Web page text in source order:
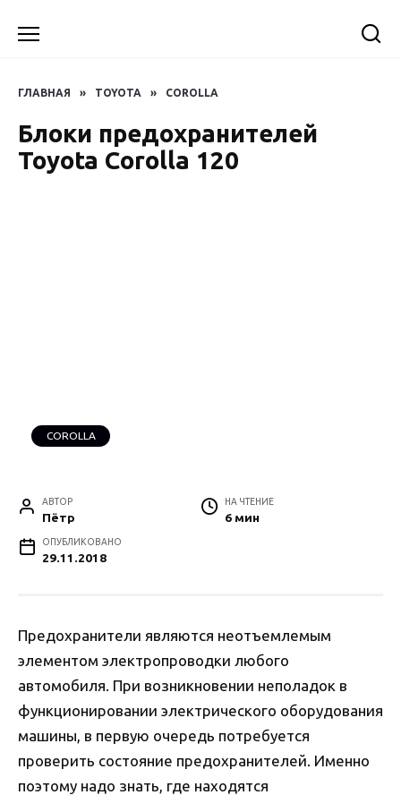
ГЛАВНАЯ » TOYOTA » COROLLA
Блоки предохранителей
Toyota Corolla 120
COROLLA
АВТОР
Пётр
НА ЧТЕНИЕ
6 мин
ОПУБЛИКОВАНО
29.11.2018
Предохранители являются неотъемлемым
элементом электропроводки любого
автомобиля. При возникновении неполадок в
функционировании электрического оборудования
машины, в первую очередь потребуется
проверить состояние предохранителей. Именно
поэтому надо знать, где находятся